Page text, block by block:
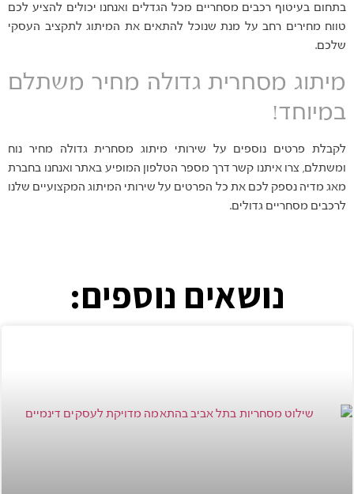
בתחום בעיטוף רכבים מסחריים מכל הגדלים ואנחנו יכולים להציע לכם
טווח מחירים רחב על מנת שנוכל להתאים את המיתוג לתקציב העסקי
שלכם.
מיתוג מסחרית גדולה מחיר משתלם
במיוחד!
לקבלת פרטים נוספים על שירותי מיתוג מסחרית גדולה מחיר נוח
ומשתלם, צרו איתנו קשר דרך מספר הטלפון המופיע באתר ואנחנו בחברת
מאג מדיה נספק לכם את כל הפרטים על שירותי המיתוג המקצועיים שלנו
לרכבים מסחריים גדולים.
נושאים נוספים: